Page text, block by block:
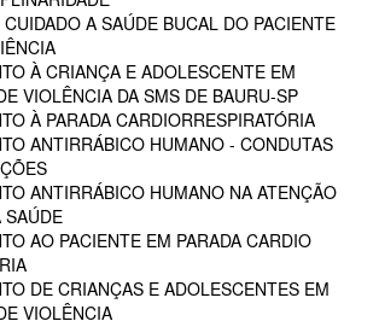
A SAÚDE BUCAL DO PACIENTE
À CRIANÇA E ADOLESCENTE EM
VIOLÊNCIA DA SMS DE BAURU-SP
À PARADA CARDIORRESPIRATÓRIA
ANTIRRÁBICO HUMANO - CONDUTAS
ANTIRRÁBICO HUMANO NA ATENÇÃO
SAÚDE
AO PACIENTE EM PARADA CARDIO
DE CRIANÇAS E ADOLESCENTES EM
VIOLÊNCIA